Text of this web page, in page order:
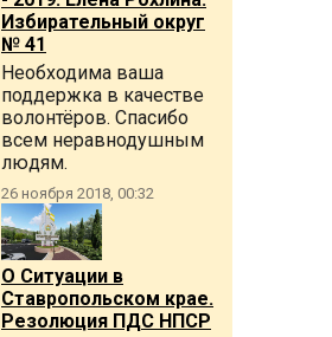
Избирательный округ
№ 41
Необходима ваша
поддержка в качестве
волонтёров. Спасибо
всем неравнодушным
людям.
26 ноября 2018, 00:32
О Ситуации в
Ставропольском крае.
Резолюция ПДС НПСР